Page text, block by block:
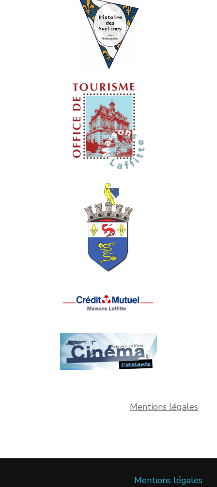
Mentions légales
Mentions légales